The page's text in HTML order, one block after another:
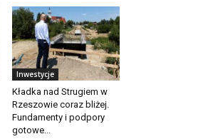
Inwestycje
Kładka nad Strugiem w
Rzeszowie coraz bliżej.
Fundamenty i podpory
gotowe...